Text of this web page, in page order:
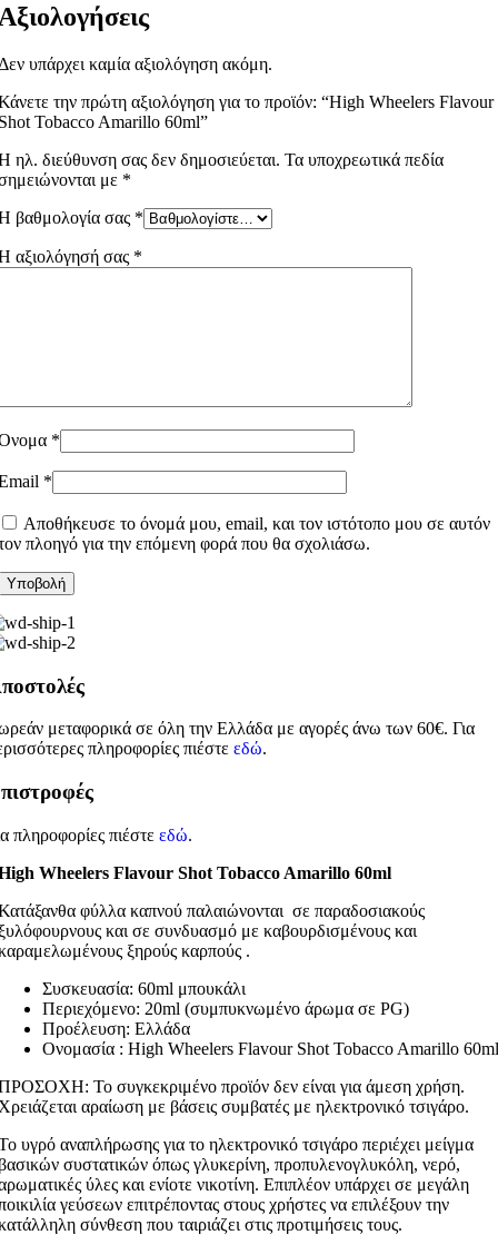
υπάρχει καμία αξιολόγηση ακόμη.
την πρώτη αξιολόγηση για το προϊόν: “High Wheelers Flavour
Tobacco Amarillo 60ml”
ηλ. διεύθυνση σας δεν δημοσιεύεται. Τα υποχρεωτικά πεδία
με *
βαθμολογία σας *
αξιολόγησή σας *
*
*
Αποθήκευσε το όνομά μου, email, και τον ιστότοπο μου σε αυτόν
πλοηγό για την επόμενη φορά που θα σχολιάσω.
μεταφορικά σε όλη την Ελλάδα με αγορές άνω των 60€. Για
πληροφορίες πιέστε εδώ.
πληροφορίες πιέστε εδώ.
Wheelers Flavour Shot Tobacco Amarillo 60ml
φύλλα καπνού παλαιώνονται σε παραδοσιακούς
και σε συνδυασμό με καβουρδισμένους και
ξηρούς καρπούς .
Συσκευασία: 60ml μπουκάλι
Περιεχόμενο: 20ml (συμπυκνωμένο άρωμα σε PG)
Προέλευση: Ελλάδα
Ονομασία : High Wheelers Flavour Shot Tobacco Amarillo 60ml
Το συγκεκριμένο προϊόν δεν είναι για άμεση χρήση.
αραίωση με βάσεις συμβατές με ηλεκτρονικό τσιγάρο.
υγρό αναπλήρωσης για το ηλεκτρονικό τσιγάρο περιέχει μείγμα
συστατικών όπως γλυκερίνη, προπυλενογλυκόλη, νερό,
ύλες και ενίοτε νικοτίνη. Επιπλέον υπάρχει σε μεγάλη
γεύσεων επιτρέποντας στους χρήστες να επιλέξουν την
σύνθεση που ταιριάζει στις προτιμήσεις τους.